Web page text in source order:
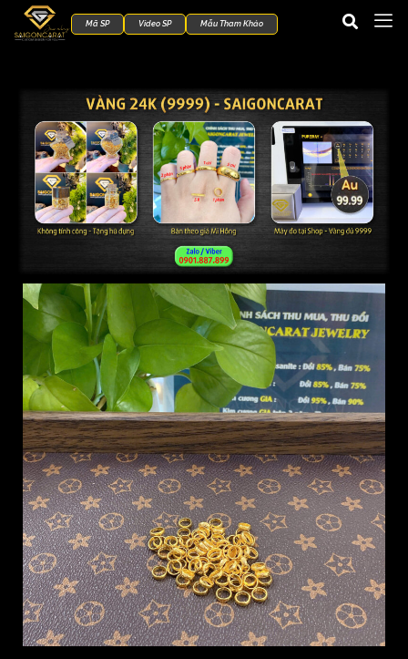
Mã SP Video SP Mẫu Tham Khảo